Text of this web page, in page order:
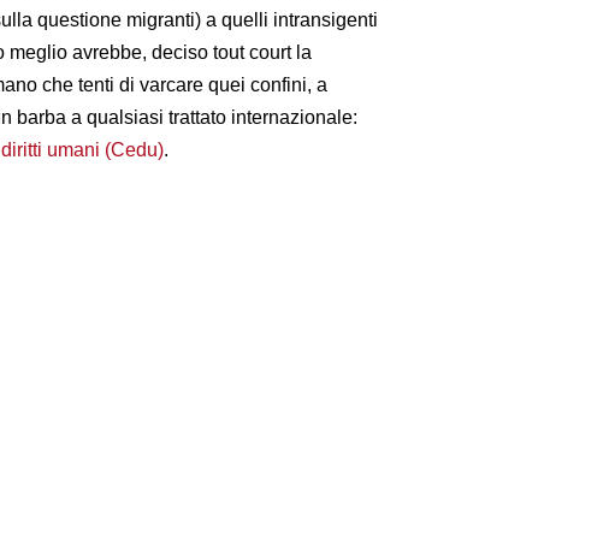
questione migranti) a quelli intransigenti
meglio avrebbe, deciso tout court la
che tenti di varcare quei confini, a
barba a qualsiasi trattato internazionale:
umani (Cedu).